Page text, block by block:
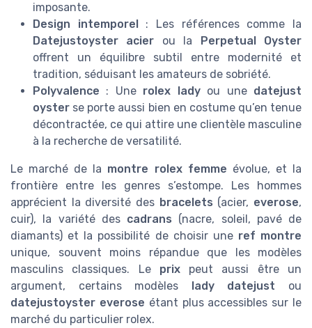
imposante.
Design intemporel: Les références comme la
Datejustoyster acier ou la Perpetual Oyster
offrent un équilibre subtil entre modernité et
tradition, séduisant les amateurs de sobriété.
Polyvalence : Une rolex ladyou une datejust
oyster se porte aussi bien en costume qu’en tenue
décontractée, ce qui attire une clientèle masculine
à la recherche de versatilité.
Le marché de la montre rolex femme évolue, et la
frontière entre les genres s’estompe. Les hommes
apprécient la diversité des bracelets (acier, everose,
cuir), la variété des cadrans (nacre, soleil, pavé de
diamants) et la possibilité de choisir une ref montre
unique, souvent moins répandue que les modèles
masculins classiques. Le prixpeut aussi être un
argument, certains modèles lady datejust ou
datejustoyster everose étant plus accessibles sur le
marché du particulier rolex.